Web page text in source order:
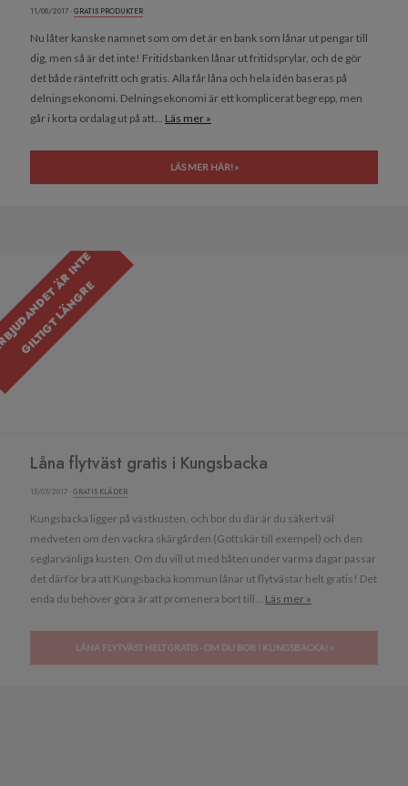
11/08/2017 ·GRATIS PRODUKTER
Nu låter kanske namnet som om det är en bank som lånar ut pengar till
dig, men så är det inte! Fritidsbanken lånar ut fritidsprylar, och de gör
det både räntefritt och gratis. Alla får låna och hela idén baseras på
delningsekonomi. Delningsekonomi är ett komplicerat begrepp, men
går i korta ordalag ut på att... Läs mer »
LÄS MER HÄR! »
Ä
E
Låna flytväst gratis i Kungsbacka
15/07/2017 · GRATIS KLÄDER
Kungsbacka ligger på västkusten, och bor du där är du säkert väl
medveten om den vackra skärgården (Gottskär till exempel) och den
seglarvänliga kusten. Om du vill ut med båten under varma dagar passar
det därför bra att Kungsbacka kommun lånar ut flytvästar helt gratis! Det
enda du behöver göra är att promenera bort till... Läs mer »
LÅNA FLYTVÄST HELT GRATIS - OM DU BOR I KUNGSBACKA! »